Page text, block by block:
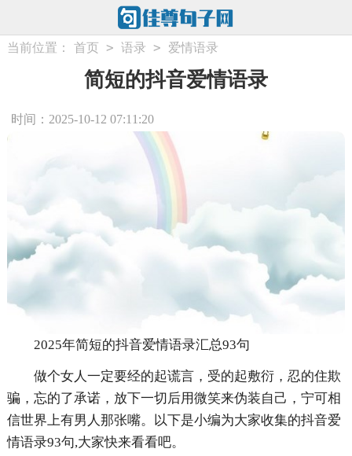
当前位置： 首页 > 语录 > 爱情语录
简短的抖音爱情语录
时间：2025-10-12 07:11:20
2025年简短的抖音爱情语录汇总93句
做个女人一定要经的起谎言，受的起敷衍，忍的住欺
骗，忘的了承诺，放下一切后用微笑来伪装自己，宁可相
信世界上有男人那张嘴。以下是小编为大家收集的抖音爱
情语录93句,大家快来看看吧。